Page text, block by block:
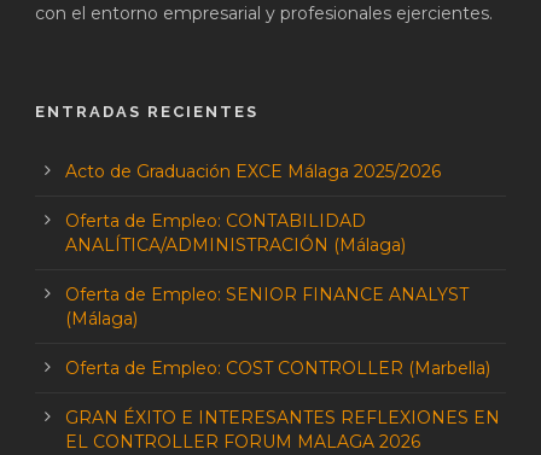
con el entorno empresarial y profesionales ejercientes.
ENTRADAS RECIENTES
Acto de Graduación EXCE Málaga 2025/2026
Oferta de Empleo: CONTABILIDAD
ANALÍTICA/ADMINISTRACIÓN (Málaga)
Oferta de Empleo: SENIOR FINANCE ANALYST
(Málaga)
Oferta de Empleo: COST CONTROLLER (Marbella)
GRAN ÉXITO E INTERESANTES REFLEXIONES EN
EL CONTROLLER FORUM MALAGA 2026